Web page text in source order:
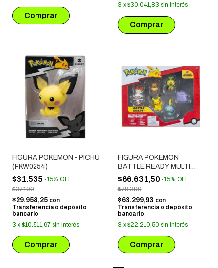
3 x $30.041,83 sin interés
FIGURA POKEMON - PICHU
(PKW0254)
$31.535 -15% OFF
$37.100
$29.958,25 con
Transferencia o depósito
bancario
3 x $10.511,67 sin interés
FIGURA POKEMON
BATTLE READY MULTI
PACK - PIKACHU + EEVEE
+ SCORBUNNY + DITTO +
SOBBLE + GROOKEY
$66.631,50 -15% OFF
$78.390
$63.299,93 con
Transferencia o depósito
bancario
3 x $22.210,50 sin interés